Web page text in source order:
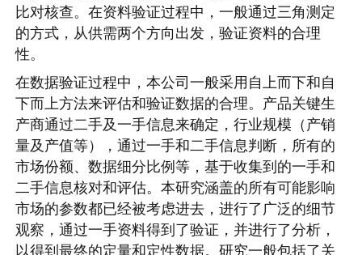
比对核查。在资料验证过程中，一般通过三角测定
的方式，从供需两个方向出发，验证资料的合理
性。
在数据验证过程中，本公司一般采用自上而下和自
下而上方法来评估和验证数据的合理。产品关键生
产商通过二手及一手信息来确定，行业规模（产销
量及产值等），通过一手和二手信息判断，所有的
市场份额、数据细分比例等，基于收集到的一手和
二手信息核对和评估。本研究涵盖的所有可能影响
市场的参数都已经被考虑进去，进行了广泛的细节
观察，通过一手资料得到了验证，并进行了分析，
以得到最终的定量和定性数据。研究一般包括了关